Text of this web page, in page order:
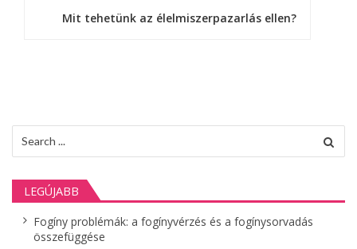
n
a
v
i
Mit tehetünk az élelmiszerpazarlás ellen?
for:
LEGÚJABB
Fogíny problémák: a fogínyvérzés és a fogínysorvadás
összefüggése